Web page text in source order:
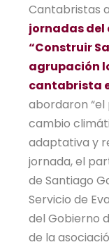
Cantabristas
jornadas del
“Construir
agrupación
cantabrista
abordaron
cambio
adaptativa y
jornada, el
de Santiago
Servicio de
del Gobierno
de la